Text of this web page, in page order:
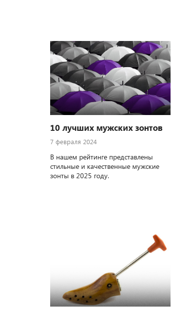
10 лучших мужских зонтов
7 февраля 2024
В нашем рейтинге представлены
стильные и качественные мужские
зонты в 2025 году.